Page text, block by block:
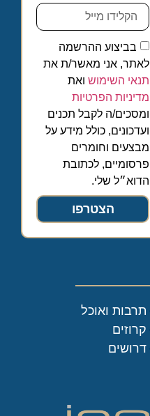
בביצוע ההרשמה
לאתר, אני מאשר/ת את
תנאי השימוש ואת
מדיניות הפרטיות
ומסכים/ה לקבל תכנים
ועדכונים, כולל מידע על
מבצעים וחומרים
פרסומיים, לכתובת
הדוא״ל שלי.
הצטרפו
תרבות ואוכל
קרוזים
דרושים